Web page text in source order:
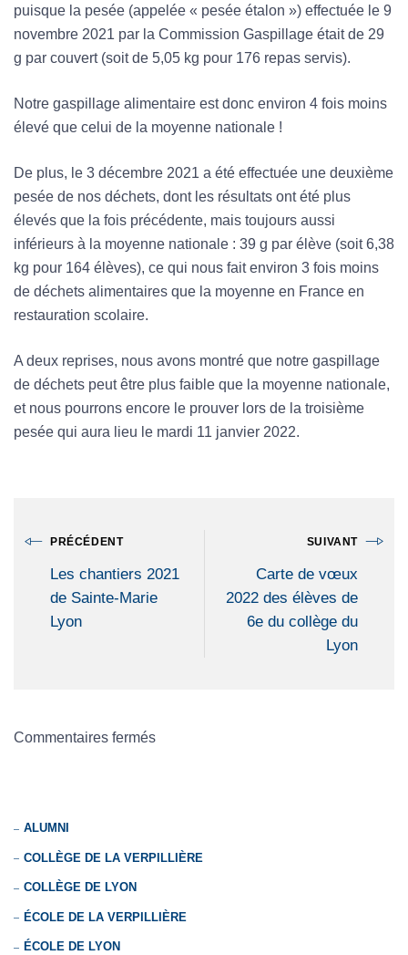
puisque la pesée (appelée « pesée étalon ») effectuée le 9
novembre 2021 par la Commission Gaspillage était de 29
g par couvert (soit de 5,05 kg pour 176 repas servis).
Notre gaspillage alimentaire est donc environ 4 fois moins
élevé que celui de la moyenne nationale !
De plus, le 3 décembre 2021 a été effectuée une deuxième
pesée de nos déchets, dont les résultats ont été plus
élevés que la fois précédente, mais toujours aussi
inférieurs à la moyenne nationale : 39 g par élève (soit 6,38
kg pour 164 élèves), ce qui nous fait environ 3 fois moins
de déchets alimentaires que la moyenne en France en
restauration scolaire.
A deux reprises, nous avons montré que notre gaspillage
de déchets peut être plus faible que la moyenne nationale,
et nous pourrons encore le prouver lors de la troisième
pesée qui aura lieu le mardi 11 janvier 2022.
PRÉCÉDENT
Les chantiers 2021
de Sainte-Marie
Lyon
SUIVANT
Carte de vœux
2022 des élèves de
6e du collège du
Lyon
Commentaires fermés
ALUMNI
COLLÈGE DE LA VERPILLIÈRE
COLLÈGE DE LYON
ÉCOLE DE LA VERPILLIÈRE
ÉCOLE DE LYON